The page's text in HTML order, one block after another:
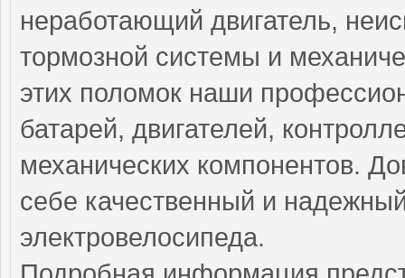
неработающий двигатель,
тормозной системы и
этих поломок наши
батарей, двигателей,
механических компонентов.
себе качественный и
электровелосипеда.